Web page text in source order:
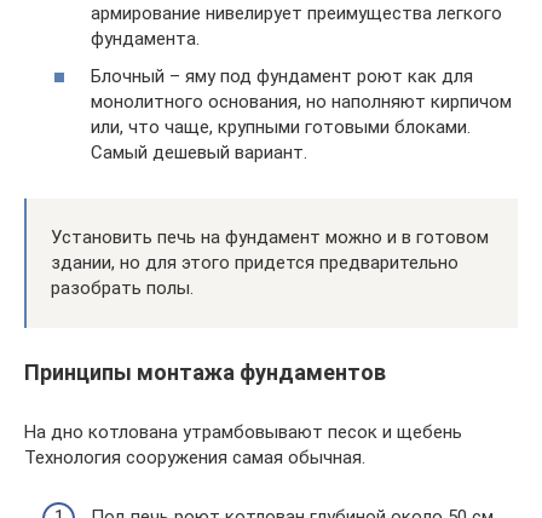
армирование нивелирует преимущества легкого
фундамента.
Блочный – яму под фундамент роют как для
монолитного основания, но наполняют кирпичом
или, что чаще, крупными готовыми блоками.
Самый дешевый вариант.
Установить печь на фундамент можно и в готовом
здании, но для этого придется предварительно
разобрать полы.
Принципы монтажа фундаментов
На дно котлована утрамбовывают песок и щебень
Технология сооружения самая обычная.